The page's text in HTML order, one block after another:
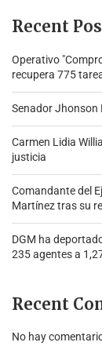
Recent
Operativo
recupera 775
Senador Jhonson
Carmen Lidia
justicia
Comandante del
Martínez tras su
DGM ha
235 agentes a
Recent
No hay